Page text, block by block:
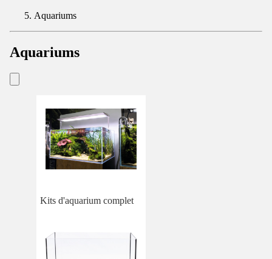
Aquariums
Aquariums
Kits d'aquarium complet